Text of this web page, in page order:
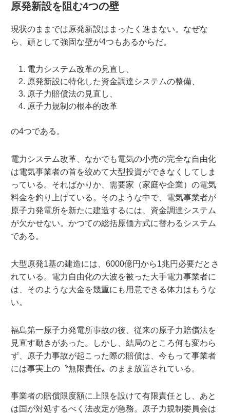
原発新設を阻む4つの壁
現状のままでは原発新設はまったく進まない。なぜな
ら、頑として強固な壁が4つもあるからだ。
電力システム改革の見直し、
原発新設に特化した資金調達システムの整備、
原子力賠償法の見直し、
原子力規制の根本的改革
の4つである。
電力システム改革、なかでも電気の小売の完全な自由化
は電気事業者の首を絞めて大型投資ができなくしてしま
っている。そればかりか、需要家（家庭や企業）の電気
料金を釣り上げている。そのような中で、電気事業者が
原子力発電所を新たに建造するには、資金調達システム
が欠かせない。かつての総括原価方式に替わるシステム
である。
大型原発1基の建造には、6000億円から1兆円必要だとさ
れている。電力自由化の大波を被った大手電力事業者に
は、そのような大金を幾重にも用意できる体力はもうな
い。
福島第一原子力発電所事故の後、従来の原子力賠償法を
見直す動きがあった。しかし、結局のところ何も変わら
ず、原子力事故が起こった際の賠償は、今もって事業者
には事実上の〝無限責任〟のまま放置されている。
事業者の賠償限度額に上限を設けて有限責任とし、あと
は国が対処するべく法改定が急務。原子力規制委員会は